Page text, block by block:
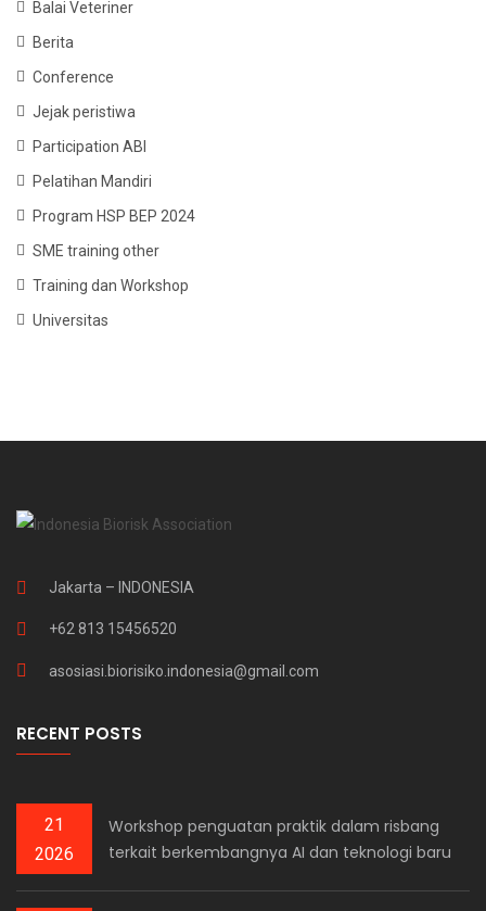
Balai Veteriner
Berita
Conference
Jejak peristiwa
Participation ABI
Pelatihan Mandiri
Program HSP BEP 2024
SME training other
Training dan Workshop
Universitas
Jakarta – INDONESIA
+62 813 15456520
asosiasi.biorisiko.indonesia@gmail.com
RECENT POSTS
21
2026
Workshop penguatan praktik dalam risbang
terkait berkembangnya AI dan teknologi baru